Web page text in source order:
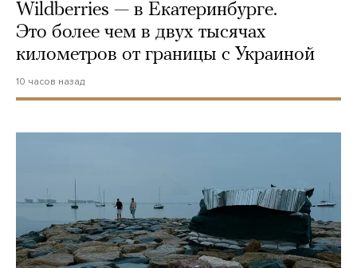
Wildberries — в Екатеринбурге.
Это более чем в двух тысячах
километров от границы с Украиной
10 часов назад